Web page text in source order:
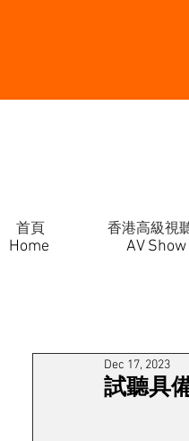
Home
首頁 香港高級視
AV Show
試聽具
Dec 17, 2023